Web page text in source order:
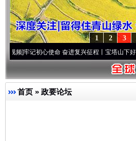
3
2
1
奋进复兴征程丨宝塔山下好光景..·[视频]因党而
首页 » 政要论坛